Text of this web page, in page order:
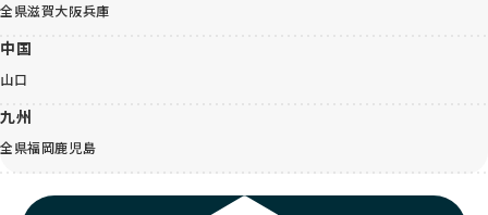
全県滋賀大阪兵庫
中国
山口
九州
全県福岡鹿児島